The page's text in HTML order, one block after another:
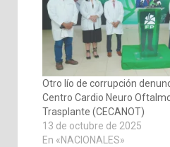
Otro lío de corrupción
Centro Cardio Neuro
Trasplante (CECANOT)
13 de octubre de 2025
En «NACIONALES»